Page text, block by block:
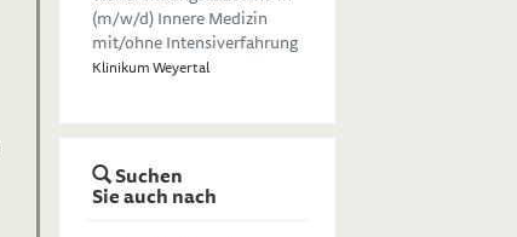
(m/w/d) Innere Medizin
mit/ohne Intensiverfahrung
Klinikum Weyertal
Suchen
Sie auch nach